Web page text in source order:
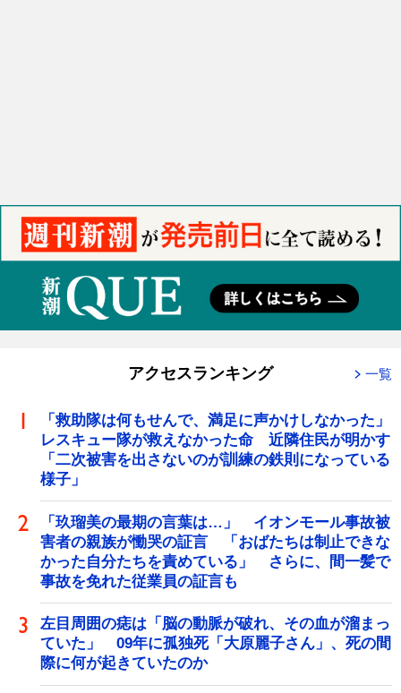
アクセスランキング 一覧
「救助隊は何もせんで、満足に声かけしなかった」
レスキュー隊が救えなかった命 近隣住民が明かす
「二次被害を出さないのが訓練の鉄則になっている
様子」
「玖瑠美の最期の言葉は…」 イオンモール事故被
害者の親族が慟哭の証言 「おばたちは制止できな
かった自分たちを責めている」 さらに、間一髪で
事故を免れた従業員の証言も
左目周囲の痣は「脳の動脈が破れ、その血が溜まっ
ていた」 09年に孤独死「大原麗子さん」、死の間
際に何が起きていたのか